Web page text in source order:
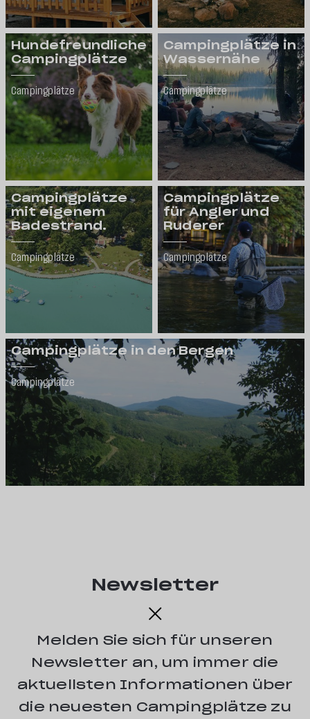
Hundefreundliche
Campingplätze
Campingplätze
Campingplätze in
Wassernähe
Campingplätze
Campingplätze
mit eigenem
Badestrand.
Campingplätze
Campingplätze
für Angler und
Ruderer
Campingplätze
Campingplätze in den Bergen
Campingplätze
Newsletter
Melden Sie sich für unseren
Newsletter an, um immer die
aktuellsten Informationen über
die neuesten Campingplätze zu